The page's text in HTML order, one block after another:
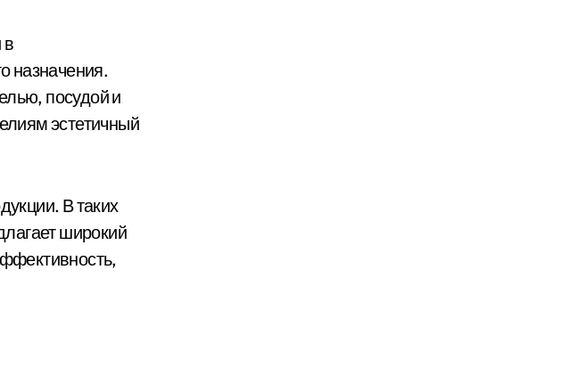
в
назначения.
посудой и
эстетичный
В таких
широкий